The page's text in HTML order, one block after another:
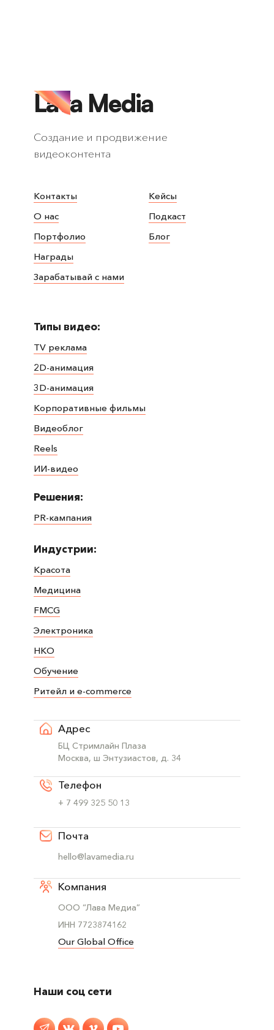
Lava Media
Создание и продвижение
видеоконтента
Контакты
О нас
Портфолио
Награды
Зарабатывай с нами
Кейсы
Подкаст
Блог
Типы видео:
TV реклама
2D-анимация
3D-анимация
Корпоративные фильмы
Видеоблог
Reels
ИИ-видео
Решения:
PR-кампания
Индустрии:
Красота
Медицина
FMCG
Электроника
НКО
Обучение
Ритейл и e-commerce
Адрес
БЦ Стримлайн Плаза
Москва, ш Энтузиастов, д. 34
Телефон
+ 7 499 325 50 13
Почта
hello@lavamedia.ru
Компания
ООО “Лава Медиа”
ИНН 7723874162
Our Global Office
Наши соц сети